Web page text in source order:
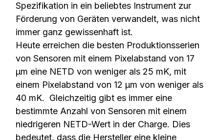
Spezifikation in ein beliebtes Instrument zur
Förderung von Geräten verwandelt, was nicht
immer ganz gewissenhaft ist.
Heute erreichen die besten Produktionsserien
von Sensoren mit einem Pixelabstand von 17
µm eine NETD von weniger als 25 mK, mit
einem Pixelabstand von 12 µm von weniger als
40 mK. Gleichzeitig gibt es immer eine
bestimmte Anzahl von Sensoren mit einem
niedrigeren NETD-Wert in der Charge. Dies
bedeutet, dass die Hersteller eine kleine